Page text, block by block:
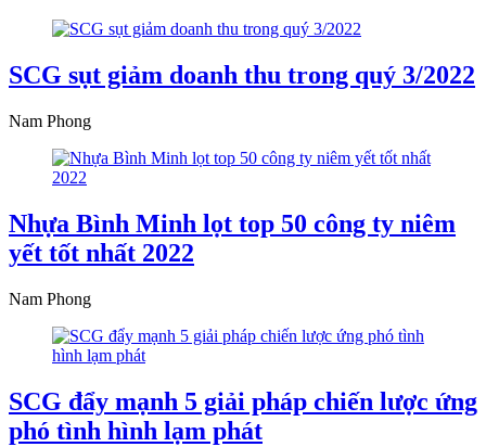
SCG sụt giảm doanh thu trong quý 3/2022
Nam Phong
Nhựa Bình Minh lọt top 50 công ty niêm
yết tốt nhất 2022
Nam Phong
SCG đẩy mạnh 5 giải pháp chiến lược ứng
phó tình hình lạm phát